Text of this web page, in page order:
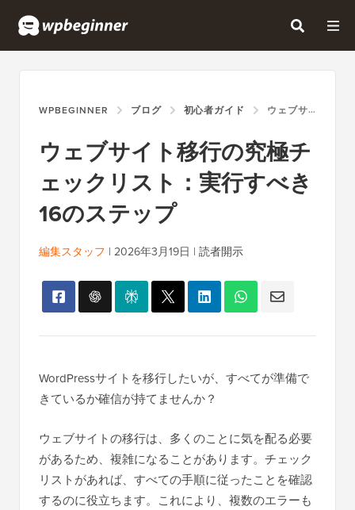
WPBEGINNER ブログ 初心者ガイド ウェブサイト移行の究極チェックリスト：実行すべき16のステップ
ウェブサイト移行の究極チ
ェックリスト：実行すべき
16のステップ
編集スタッフ | 2026年3月19日 | 読者開示
WordPressサイトを移行したいが、すべてが準備で
きているか確信が持てませんか？
ウェブサイトの移行は、多くのことに気を配る必要
があるため、複雑になることがあります。チェック
リストがあれば、すべての手順に従ったことを確認
するのに役立ちます。これにより、複数のエラーも